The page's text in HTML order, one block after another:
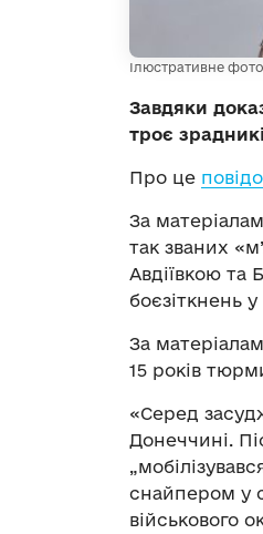
Ілюстративне фото
Завдяки
троє
Про це
За
так званих
Авдіївкою та
боєзіткнень
За
15 років
«Серед
Донеччині.
снайпером у
військового